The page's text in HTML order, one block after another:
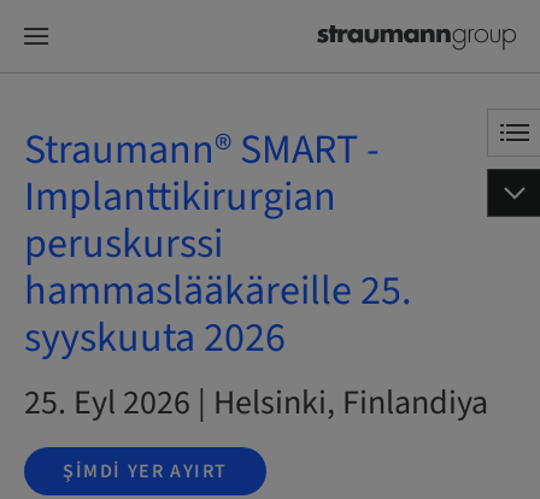
Straumann® SMART -
Implanttikirurgian
peruskurssi
hammaslääkäreille 25.
syyskuuta 2026
25. Eyl 2026 | Helsinki, Finlandiya
ŞIMDI YER AYIRT